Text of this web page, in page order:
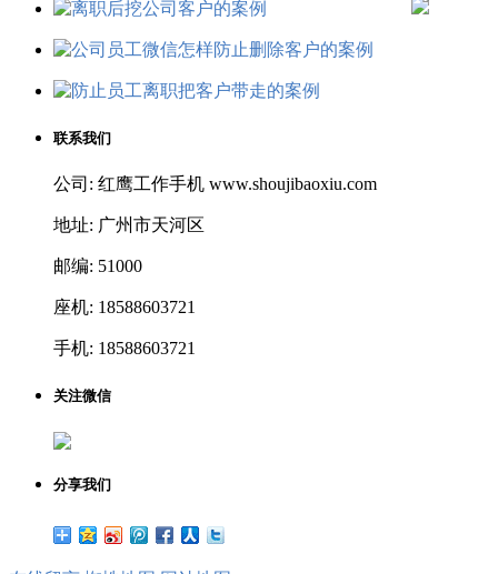
联系我们
公司: 红鹰工作手机 www.shoujibaoxiu.com
地址: 广州市天河区
邮编: 51000
座机: 18588603721
手机: 18588603721
关注微信
分享我们